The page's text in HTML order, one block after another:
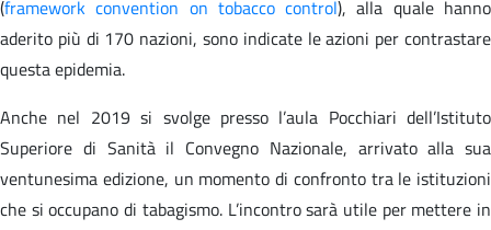
(framework convention on tobacco control), alla quale hanno
aderito più di 170 nazioni, sono indicate le azioni per contrastare
questa epidemia.
Anche nel 2019 si svolge presso l’aula Pocchiari dell’Istituto
Superiore di Sanità il Convegno Nazionale, arrivato alla sua
ventunesima edizione, un momento di confronto tra le istituzioni
che si occupano di tabagismo. L’incontro sarà utile per mettere in